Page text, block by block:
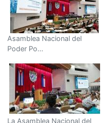
Asamblea Nacional del
Poder Po...
La Asamblea Nacional del